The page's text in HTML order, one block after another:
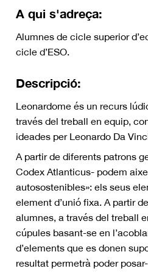
A qui s'adreça:
Alumnes de cicle superior
cicle d’ESO.
Descripció:
Leonardome és un recurs
través del treball en equip,
ideades per Leonardo Da
A partir de diferents patrons
Codex Atlanticus- podem
autosostenibles»: els seus
element d’unió fixa. A partir
alumnes, a través del treball
cúpules basant-se en
d’elements que es donen
resultat permetrà poder